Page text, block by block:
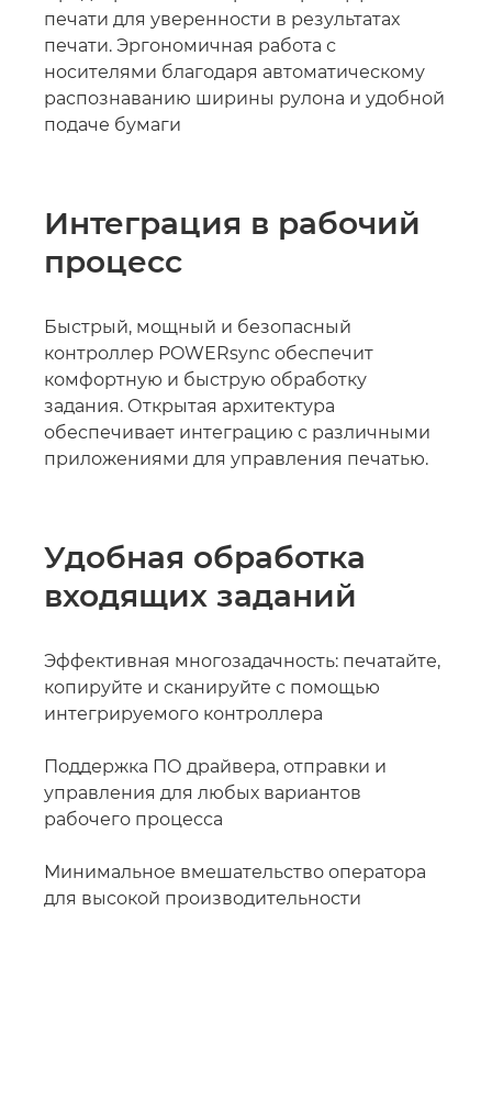
печати для уверенности в результатах
печати. Эргономичная работа с
носителями благодаря автоматическому
распознаванию ширины рулона и удобной
подаче бумаги
Интеграция в рабочий
процесс
Быстрый, мощный и безопасный
контроллер POWERsync обеспечит
комфортную и быструю обработку
задания. Открытая архитектура
обеспечивает интеграцию с различными
приложениями для управления печатью.
Удобная обработка
входящих заданий
Эффективная многозадачность: печатайте,
копируйте и сканируйте с помощью
интегрируемого контроллера
Поддержка ПО драйвера, отправки и
управления для любых вариантов
рабочего процесса
Минимальное вмешательство оператора
для высокой производительности